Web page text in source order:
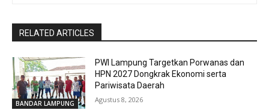
RELATED ARTICLES
BANDAR LAMPUNG
PWI Lampung Targetkan Porwanas dan
HPN 2027 Dongkrak Ekonomi serta
Pariwisata Daerah
Agustus 8, 2026